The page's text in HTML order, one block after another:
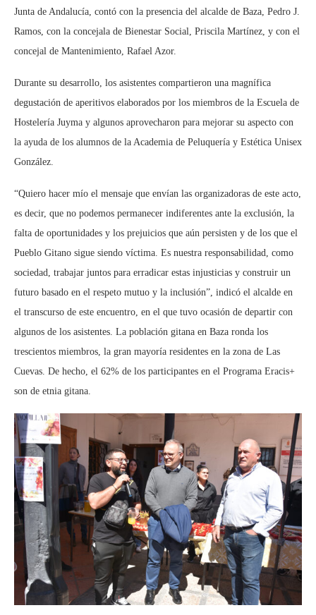
Junta de Andalucía, contó con la presencia del alcalde de Baza, Pedro J.
Ramos, con la concejala de Bienestar Social, Priscila Martínez, y con el
concejal de Mantenimiento, Rafael Azor.
Durante su desarrollo, los asistentes compartieron una magnífica
degustación de aperitivos elaborados por los miembros de la Escuela de
Hostelería Juyma y algunos aprovecharon para mejorar su aspecto con
la ayuda de los alumnos de la Academia de Peluquería y Estética Unisex
González.
“Quiero hacer mío el mensaje que envían las organizadoras de este acto,
es decir, que no podemos permanecer indiferentes ante la exclusión, la
falta de oportunidades y los prejuicios que aún persisten y de los que el
Pueblo Gitano sigue siendo víctima. Es nuestra responsabilidad, como
sociedad, trabajar juntos para erradicar estas injusticias y construir un
futuro basado en el respeto mutuo y la inclusión”, indicó el alcalde en
el transcurso de este encuentro, en el que tuvo ocasión de departir con
algunos de los asistentes. La población gitana en Baza ronda los
trescientos miembros, la gran mayoría residentes en la zona de Las
Cuevas. De hecho, el 62% de los participantes en el Programa Eracis+
son de etnia gitana.